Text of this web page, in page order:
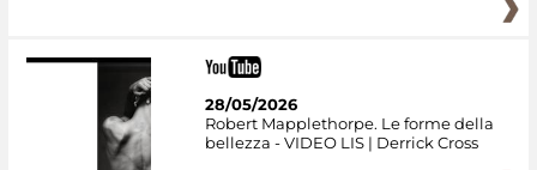
28/05/2026
Robert Mapplethorpe. Le forme della
bellezza - VIDEO LIS | Derrick Cross